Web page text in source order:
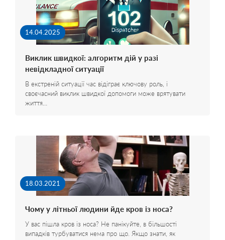
14.04.2025
Виклик швидкої: алгоритм дій у разі
невідкладної ситуації
В екстреній ситуації час відіграє ключову роль, і
своєчасний виклик швидкої допомоги може врятувати
життя…
18.03.2021
Чому у літньої людини йде кров із носа?
У вас пішла кров із носа? Не панікуйте, в більшості
випадків турбуватися нема про що. Якщо знати, як